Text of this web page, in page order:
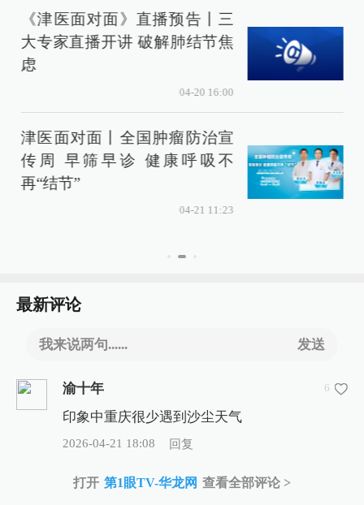
《津医面对面》直播预告丨三
大专家直播开讲 破解肺结节焦
虑
04-20 16:00
津医面对面丨全国肿瘤防治宣
传周 早筛早诊 健康呼吸不
再“结节”
04-21 11:23
最新评论
我来说两句...... 发送
渝十年 6
印象中重庆很少遇到沙尘天气
2026-04-21 18:08 回复
打开 第1眼TV-华龙网 查看全部评论 >